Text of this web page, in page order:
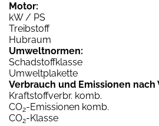
Motor:
kW / PS
Treibstoff
Hubraum
Umweltnormen:
Schadstoffklasse
Umweltplakette
Verbrauch und Emissionen nach
Kraftstoffverbr. komb.
CO2-Emissionen komb.
CO2-Klasse